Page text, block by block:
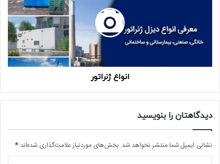
انواع ژنراتور
دیدگاهتان را بنویسید
نشانی ایمیل شما منتشر نخواهد شد. بخش‌های موردنیاز علامت‌گذاری شده‌اند*